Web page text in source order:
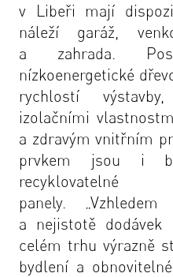
v Libeři mají
náleží garáž,
a zahrada.
nízkoenergetické
rychlostí
izolačními
a zdravým vnitřním
prvkem jsou i
panely.
a nejistotě
celém trhu výrazně
bydlení a